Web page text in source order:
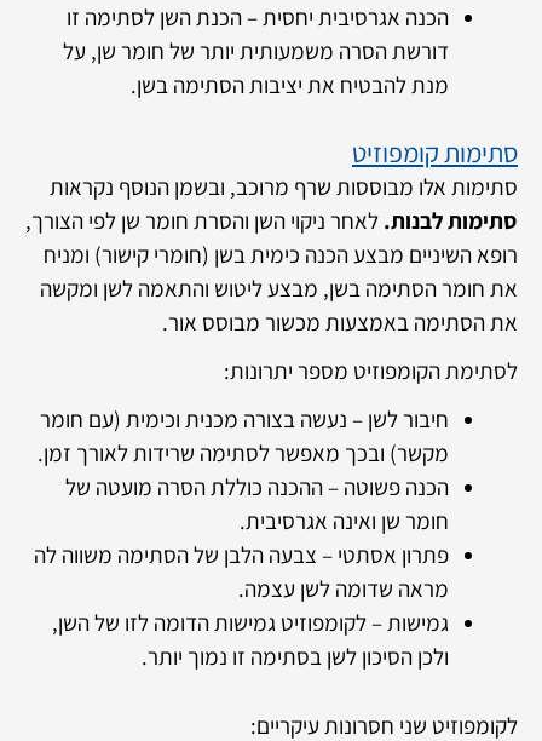
הכנה אגרסיבית יחסית – הכנת השן לסתימה זו
דורשת הסרה משמעותית יותר של חומר שן, על
מנת להבטיח את יציבות הסתימה בשן.
סתימות קומפוזיט
סתימות אלו מבוססות שרף מרוכב, ובשמן הנוסף נקראות
סתימות לבנות. לאחר ניקוי השן והסרת חומר שן לפי הצורך,
רופא השיניים מבצע הכנה כימית בשן (חומרי קישור) ומניח
את חומר הסתימה בשן, מבצע ליטוש והתאמה לשן ומקשה
את הסתימה באמצעות מכשור מבוסס אור.
לסתימת הקומפוזיט מספר יתרונות:
חיבור לשן – נעשה בצורה מכנית וכימית (עם חומר
מקשר) ובכך מאפשר לסתימה שרידות לאורך זמן.
הכנה פשוטה – ההכנה כוללת הסרה מועטה של
חומר שן ואינה אגרסיבית.
פתרון אסתטי – צבעה הלבן של הסתימה משווה לה
מראה שדומה לשן עצמה.
גמישות – לקומפוזיט גמישות הדומה לזו של השן,
ולכן הסיכון לשן בסתימה זו נמוך יותר.
לקומפוזיט שני חסרונות עיקריים: